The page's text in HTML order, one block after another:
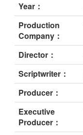
Year：
Production
Company：
Director：
Scriptwriter：
Producer：
Executive
Producer：